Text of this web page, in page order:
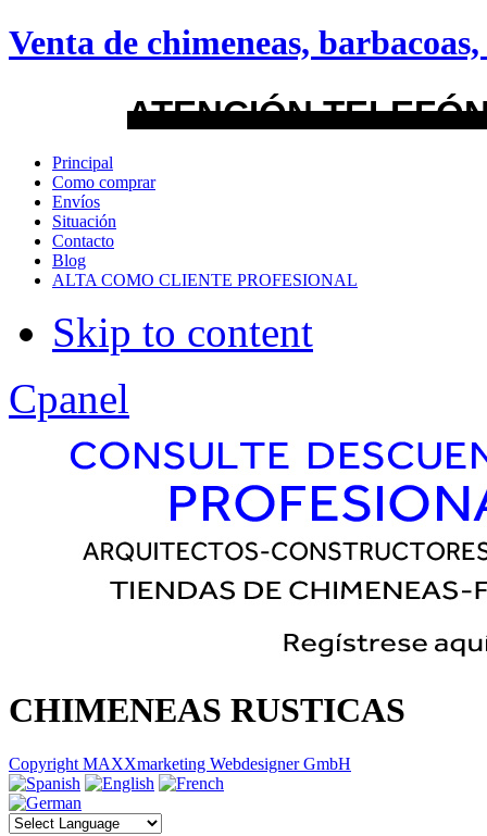
Venta de chimeneas, barbacoas,
ATENCIÓN
Principal
Como comprar
Envíos
Situación
Contacto
Blog
ALTA COMO CLIENTE PROFESIONAL
Skip to content
android
Menu Style
Mega
Css
Dropline
Split
Cpanel
CHIMENEAS RUSTICAS
Copyright MAXXmarketing Webdesigner GmbH